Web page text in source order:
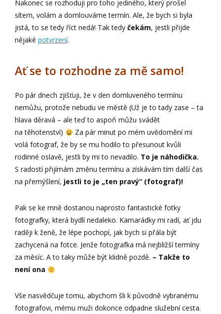
Nakonec se rozhoduji pro toho jediného, který prošel
sítem, volám a domlouváme termín. Ale, že bych si byla
jistá, to se tedy říct nedá! Tak tedy čekám, jestli přijde
nějaké potvrzení.
Ať se to rozhodne za mě samo!
Po pár dnech zjišťuji, že v den domluveného termínu
nemůžu, protože nebudu ve městě (Už je to tady zase – ta
hlava děravá – ale teď to aspoň můžu svádět
na těhotenství)
Za pár minut po mém uvědomění mi
volá fotograf, že by se mu hodilo to přesunout kvůli
rodinné oslavě, jestli by mi to nevadilo. To je náhodička.
S radostí přijímám změnu termínu a získávám tím další čas
na přemýšlení, jestli to je „ten pravý“ (fotograf)!
Pak se ke mně dostanou naprosto fantastické fotky
fotografky, která bydlí nedaleko. Kamarádky mi radí, ať jdu
raději k ženě, že lépe pochopí, jak bych si přála být
zachycená na fotce. Jenže fotografka má nejbližší termíny
za měsíc. A to taky může být klidně pozdě. – Takže to
není ona
Vše nasvědčuje tomu, abychom šli k původně vybranému
fotografovi, mému muži dokonce odpadne služební cesta.